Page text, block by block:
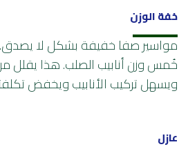
خفة الوزن
مواسير صفا خفيفة بشكل لا
خُمس وزن أنابيب الصلب. هذا يقلل
ويسهل تركيب الأنابيب ويخفض
عازل